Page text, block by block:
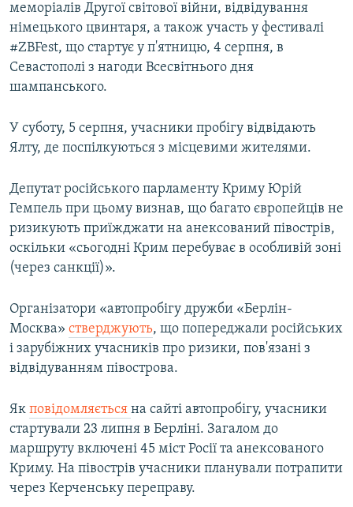
меморіалів Другої світової війни, відвідування
німецького цвинтаря, а також участь у фестивалі
#ZBFest, що стартує у п'ятницю, 4 серпня, в
Севастополі з нагоди Всесвітнього дня
шампанського.
У суботу, 5 серпня, учасники пробігу відвідають
Ялту, де поспілкуються з місцевими жителями.
Депутат російського парламенту Криму Юрій
Гемпель при цьому визнав, що багато європейців не
ризикують приїжджати на анексований півострів,
оскільки «сьогодні Крим перебуває в особливій зоні
(через санкції)».
Організатори «автопробігу дружби «Берлін-
Москва» стверджують, що попереджали російських
і зарубіжних учасників про ризики, пов'язані з
відвідуванням півострова.
Як повідомляється на сайті автопробігу, учасники
стартували 23 липня в Берліні. Загалом до
маршруту включені 45 міст Росії та анексованого
Криму. На півострів учасники планували потрапити
через Керченську переправу.